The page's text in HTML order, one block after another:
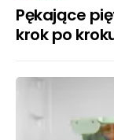
Pękające
krok po